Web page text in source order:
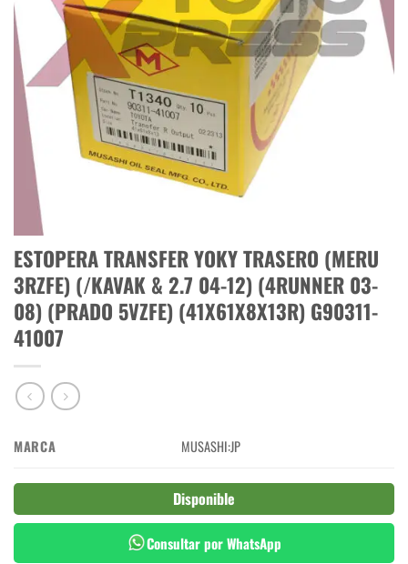
ESTOPERA TRANSFER YOKY TRASERO (MERU
3RZFE) (/KAVAK & 2.7 04-12) (4RUNNER 03-
08) (PRADO 5VZFE) (41X61X8X13R) G90311-
41007
MARCA MUSASHI:JP
Disponible
Consultar por WhatsApp